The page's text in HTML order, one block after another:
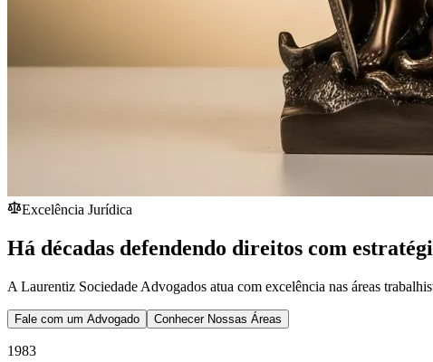
Excelência Jurídica
Há décadas defendendo direitos com
A Laurentiz Sociedade Advogados atua com excelência nas áreas
Fale com um Advogado Conhecer Nossas Áreas
1983